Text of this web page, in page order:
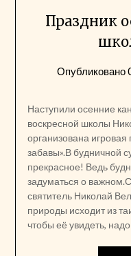
Праздник
Опубликовано
Наступили осенние
воскресной школы
организована
забавы».В будничной
прекрасное! Ведь
задуматься о
святитель Николай
природы исходит из
чтобы её увидеть,